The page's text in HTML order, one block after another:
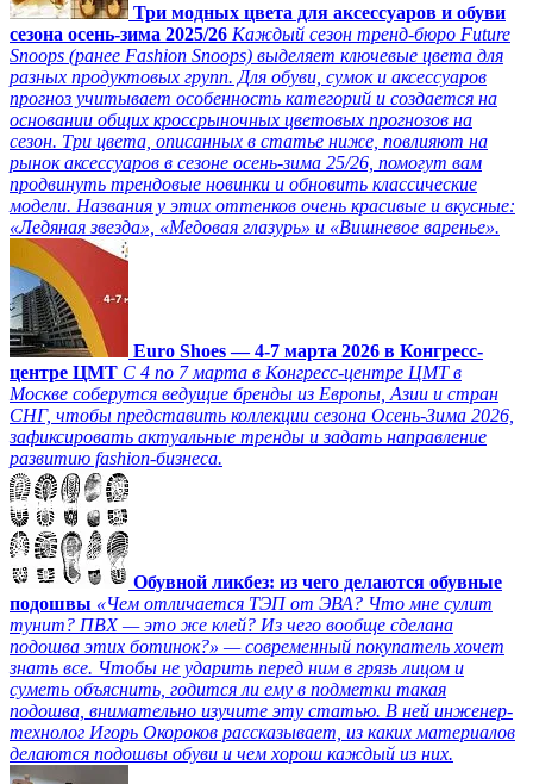
Три модных цвета для аксессуаров и обуви
сезона осень-зима 2025/26 Каждый сезон тренд-бюро Future
Snoops (ранее Fashion Snoops) выделяет ключевые цвета для
разных продуктовых групп. Для обуви, сумок и аксессуаров
прогноз учитывает особенность категорий и создается на
основании общих кроссрыночных цветовых прогнозов на
сезон. Три цвета, описанных в статье ниже, повлияют на
рынок аксессуаров в сезоне осень-зима 25/26, помогут вам
продвинуть трендовые новинки и обновить классические
модели. Названия у этих оттенков очень красивые и вкусные:
«Ледяная звезда», «Медовая глазурь» и «Вишневое варенье».
Euro Shoes — 4-7 марта 2026 в Конгресс-
центре ЦМТ С 4 по 7 марта в Конгресс-центре ЦМТ в
Москве соберутся ведущие бренды из Европы, Азии и стран
СНГ, чтобы представить коллекции сезона Осень-Зима 2026,
зафиксировать актуальные тренды и задать направление
развитию fashion-бизнеса.
Обувной ликбез: из чего делаются обувные
подошвы «Чем отличается ТЭП от ЭВА? Что мне сулит
тунит? ПВХ — это же клей? Из чего вообще сделана
подошва этих ботинок?» — современный покупатель хочет
знать все. Чтобы не ударить перед ним в грязь лицом и
суметь объяснить, годится ли ему в подметки такая
подошва, внимательно изучите эту статью. В ней инженер-
технолог Игорь Окороков рассказывает, из каких материалов
делаются подошвы обуви и чем хорош каждый из них.